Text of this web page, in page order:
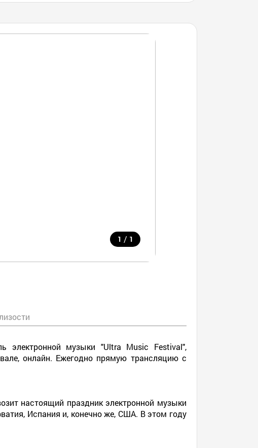
1 / 1
музыки "Ultra Music Festival",
онлайн. Ежегодно прямую трансляцию с
настоящий праздник электронной музыки
Испания и, конечно же, США. В этом году